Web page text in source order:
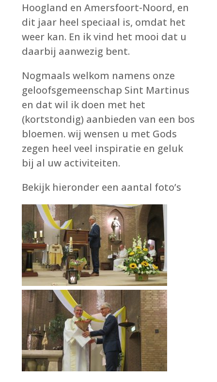
Hoogland en Amersfoort-Noord, en
dit jaar heel speciaal is, omdat het
weer kan. En ik vind het mooi dat u
daarbij aanwezig bent.
Nogmaals welkom namens onze
geloofsgemeenschap Sint Martinus
en dat wil ik doen met het
(kortstondig) aanbieden van een bos
bloemen. wij wensen u met Gods
zegen heel veel inspiratie en geluk
bij al uw activiteiten.
Bekijk hieronder een aantal foto’s